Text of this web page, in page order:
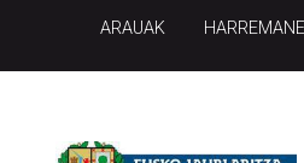
ARAUAK